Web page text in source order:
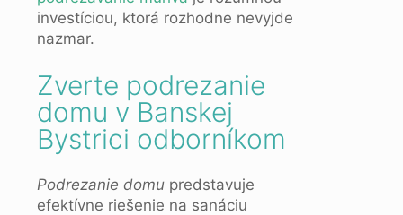
investíciou, ktorá rozhodne nevyjde
nazmar.
Zverte podrezanie
domu v Banskej
Bystrici odborníkom
Podrezanie domu predstavuje
efektívne riešenie na sanáciu